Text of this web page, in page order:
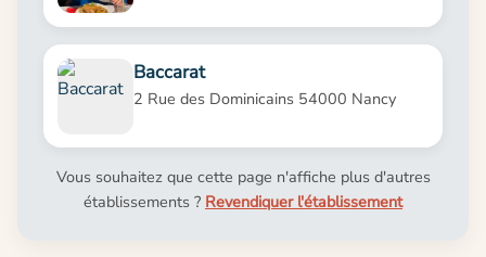
Baccarat
2 Rue des Dominicains 54000 Nancy
Vous souhaitez que cette page n'affiche plus d'autres
établissements ? Revendiquer l'établissement